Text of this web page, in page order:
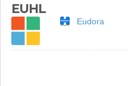
EUHL
Eudora